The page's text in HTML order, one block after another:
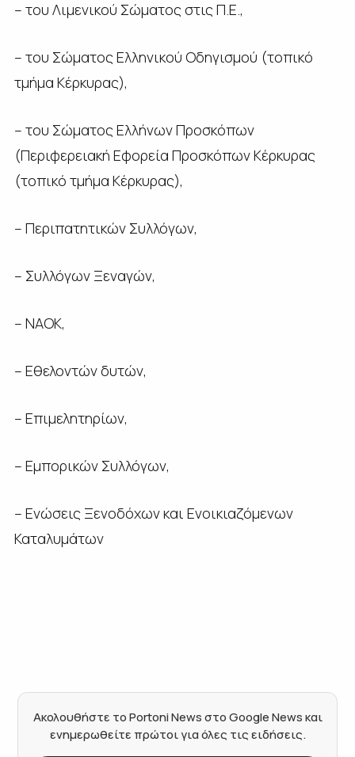
– του Λιμενικού Σώματος στις Π.Ε.,
– του Σώματος Ελληνικού Οδηγισμού (τοπικό
τμήμα Κέρκυρας),
– του Σώματος Ελλήνων Προσκόπων
(Περιφερειακή Εφορεία Προσκόπων Κέρκυρας
(τοπικό τμήμα Κέρκυρας),
– Περιπατητικών Συλλόγων,
– Συλλόγων Ξεναγών,
– ΝΑΟΚ,
– Εθελοντών δυτών,
– Επιμελητηρίων,
– Εμπορικών Συλλόγων,
– Ενώσεις Ξενοδόχων και Ενοικιαζόμενων
Καταλυμάτων
Ακολουθήστε το Portoni News στο Google News και
ενημερωθείτε πρώτοι για όλες τις ειδήσεις.